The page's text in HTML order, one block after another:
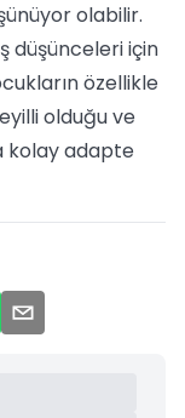
olabilir.
düşünceleri için
özellikle
olduğu ve
kolay adapte